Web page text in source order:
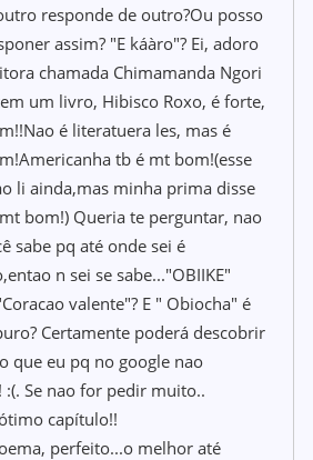
responde de outro?Ou posso
assim? "E káàro"? Ei, adoro
chamada Chimamanda Ngori
um livro, Hibisco Roxo, é forte,
é literatuera les, mas é
tb é mt bom!(esse
li ainda,mas minha prima disse
bom!) Queria te perguntar, nao
sabe pq até onde sei é
n sei se sabe..."OBIIKE"
valente"? E " Obiocha" é
Certamente poderá descobrir
que eu pq no google nao
:(. Se nao for pedir muito..
capítulo!!
perfeito...o melhor até